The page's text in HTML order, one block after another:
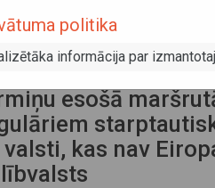
jaunam
esošā
valsti, kas nav
politika
informācija par